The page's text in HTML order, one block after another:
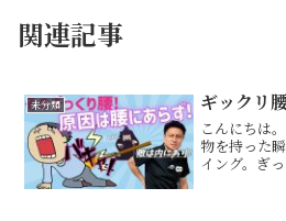
関連記事
未分類 ギックリ
こんにちは
物を持った
イング。ぎ